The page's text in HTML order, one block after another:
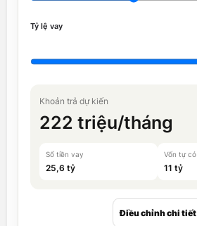
Tỷ lệ vay
Khoản trả dự kiến
222 triệu/tháng
Số tiền vay
25,6 tỷ
Vốn tự có
11 tỷ
Điều chỉnh chi tiết